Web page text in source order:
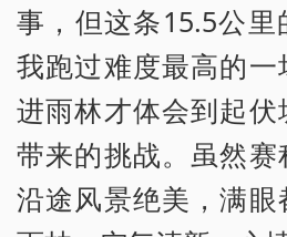
事，但这条15.5公里
我跑过难度最高的
进雨林才体会到起
带来的挑战。虽然赛
沿途风景绝美，满